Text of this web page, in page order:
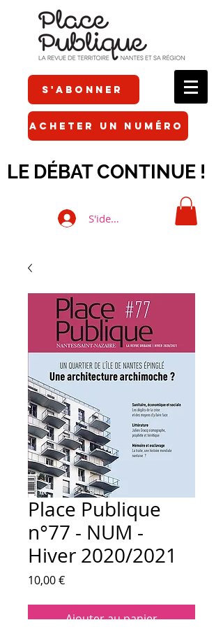
S'ABONNER
ACHETER UN NUMÉRO
LE DÉBAT CONTINUE !
S'identifier
Place Publique
n°77 - NUM -
Hiver 2020/2021
10,00 €Prix
Ajouter au panier